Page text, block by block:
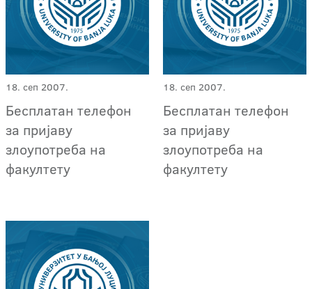
18. сеп 2007.
Бесплатан телефон
за пријаву
злоупотреба на
факултету
18. сеп 2007.
Бесплатан телефон
за пријаву
злоупотреба на
факултету